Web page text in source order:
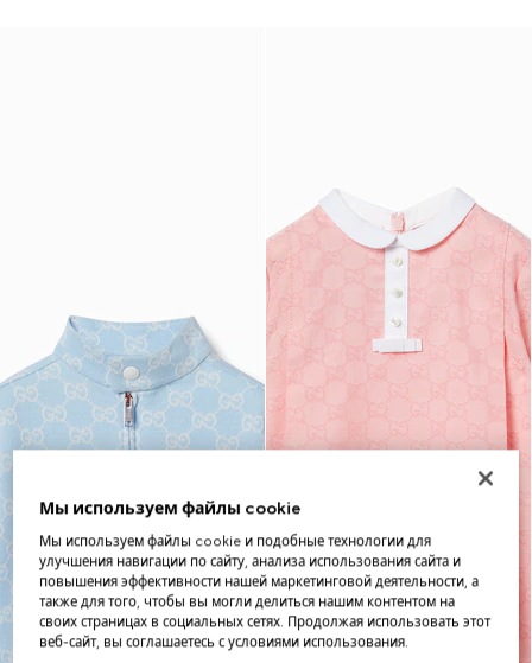
Мы используем файлы cookie
Мы используем файлы cookie и подобные технологии для
улучшения навигации по сайту, анализа использования сайта и
повышения эффективности нашей маркетинговой деятельности, а
также для того, чтобы вы могли делиться нашим контентом на
своих страницах в социальных сетях. Продолжая использовать этот
веб-сайт, вы соглашаетесь с условиями использования.